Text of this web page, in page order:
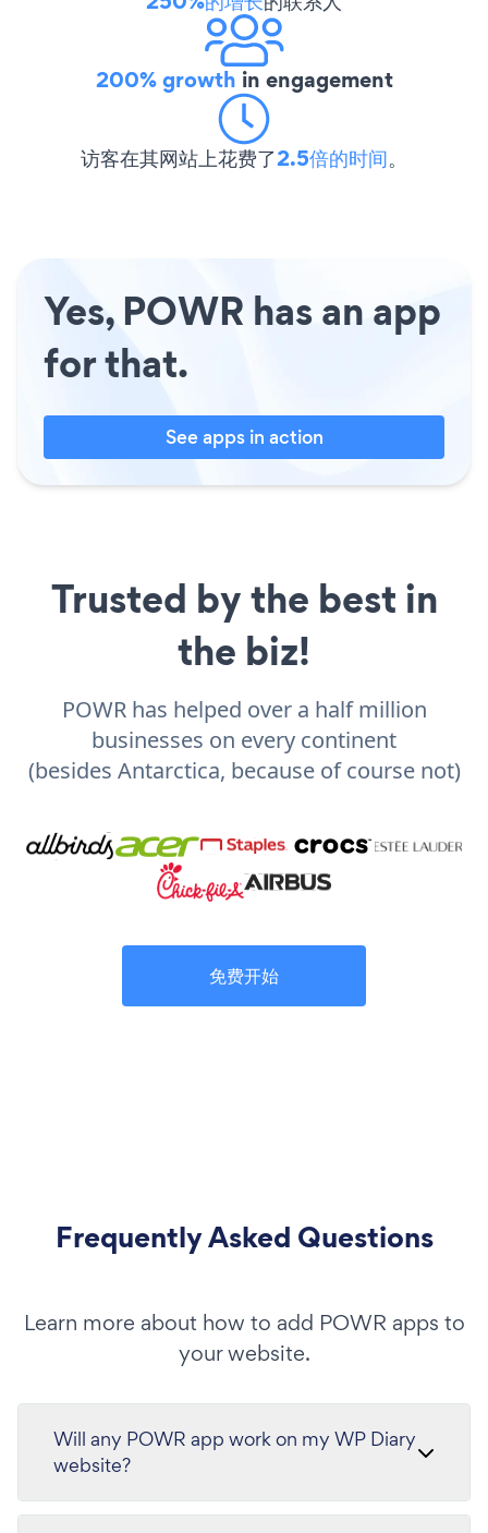
200% growth in engagement
访客在其网站上花费了2.5倍的时间。
Yes, POWR has an app
for that.
See apps in action
Trusted by the best in
the biz!
POWR has helped over a half million
businesses on every continent
(besides Antarctica, because of course not)
免费开始
Frequently Asked Questions
Learn more about how to add POWR apps to
your website.
Will any POWR app work on my WP Diary
website?